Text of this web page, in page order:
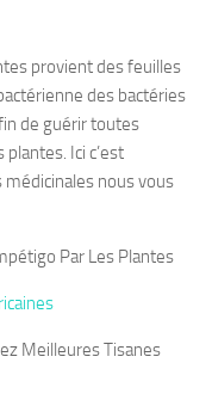
provient des feuilles
des bactéries
de guérir toutes
Ici c’est
nous vous
Par Les Plantes
Meilleures Tisanes